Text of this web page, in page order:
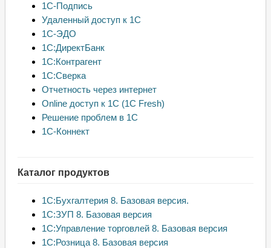
1С-Подпись
Удаленный доступ к 1С
1С-ЭДО
1С:ДиректБанк
1С:Контрагент
1С:Сверка
Отчетность через интернет
Online доступ к 1С (1С Fresh)
Решение проблем в 1С
1С-Коннект
Каталог продуктов
1C:Бухгалтерия 8. Базовая версия.
1С:ЗУП 8. Базовая версия
1С:Управление торговлей 8. Базовая версия
1C:Розница 8. Базовая версия